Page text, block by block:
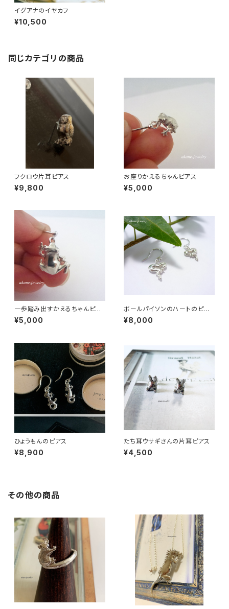
イグアナのイヤカフ
¥10,500
同じカテゴリの商品
フクロウ片耳ピアス
¥9,800
お座りかえるちゃんピアス
¥5,000
一歩踏み出すかえるちゃんピア
ス シルバー製
¥5,000
ボールパイソンのハートのピア
ス
¥8,000
ひょうもんのピアス
¥8,900
たち耳ウサギさんの片耳ピアス
¥4,500
その他の商品